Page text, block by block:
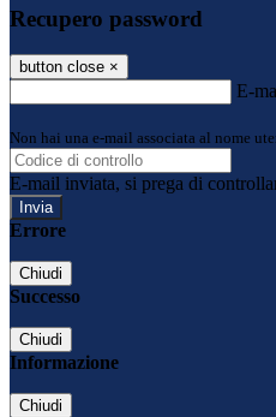
Recupero password
button close ×
E-
Non hai una e-mail associata al nome
E-mail inviata, si prega di
Errore
Chiudi
Successo
Chiudi
Informazione
Chiudi